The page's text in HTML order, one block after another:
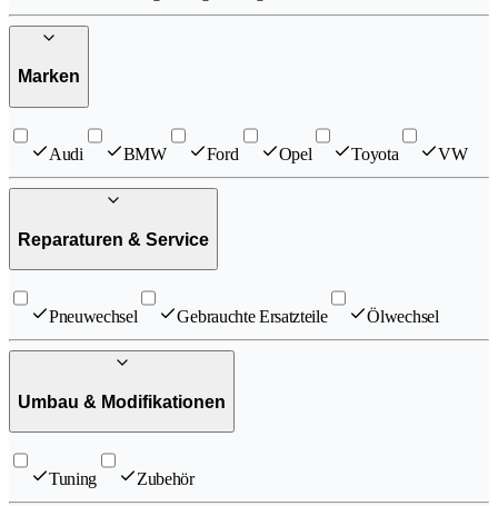
Marken
Audi BMW Ford Opel Toyota VW
Reparaturen & Service
Pneuwechsel Gebrauchte Ersatzteile Ölwechsel
Umbau & Modifikationen
Tuning Zubehör